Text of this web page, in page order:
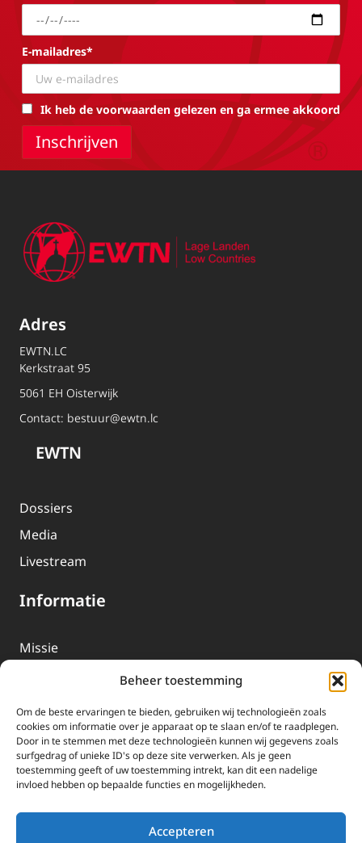
Beheer toestemming
Om de beste ervaringen te bieden, gebruiken wij technologieën zoals
cookies om informatie over je apparaat op te slaan en/of te raadplegen.
Door in te stemmen met deze technologieën kunnen wij gegevens zoals
surfgedrag of unieke ID's op deze site verwerken. Als je geen
toestemming geeft of uw toestemming intrekt, kan dit een nadelige
invloed hebben op bepaalde functies en mogelijkheden.
Accepteren
E-mailadres*
Ik heb de voorwaarden gelezen en ga ermee akkoord
Adres
EWTN.LC
Kerkstraat 95
5061 EH Oisterwijk
Contact: bestuur@ewtn.lc
EWTN
Dossiers
Media
Livestream
Informatie
Missie
EWTN-Team
Organisatiegegevens
Doneren
EWTN wordt uitsluitend gefinancierd door uw donaties.